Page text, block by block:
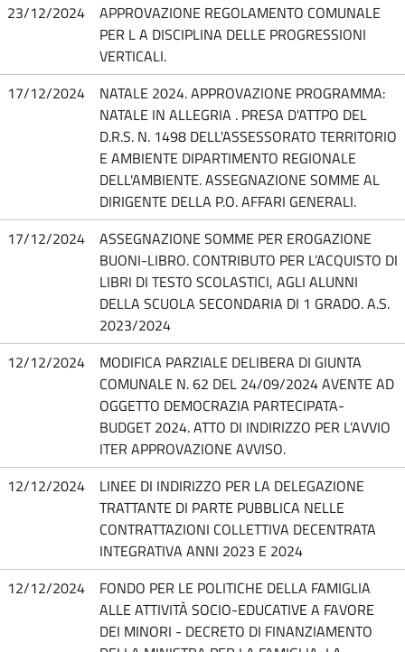
23/12/2024
APPROVAZIONE REGOLAMENTO COMUNALE
PER L A DISCIPLINA DELLE PROGRESSIONI
VERTICALI.
17/12/2024
NATALE 2024. APPROVAZIONE PROGRAMMA:
NATALE IN ALLEGRIA . PRESA D'ATTPO DEL
D.R.S. N. 1498 DELL'ASSESSORATO TERRITORIO
E AMBIENTE DIPARTIMENTO REGIONALE
DELL'AMBIENTE. ASSEGNAZIONE SOMME AL
DIRIGENTE DELLA P.O. AFFARI GENERALI.
17/12/2024
ASSEGNAZIONE SOMME PER EROGAZIONE
BUONI-LIBRO. CONTRIBUTO PER L’ACQUISTO DI
LIBRI DI TESTO SCOLASTICI, AGLI ALUNNI
DELLA SCUOLA SECONDARIA DI 1 GRADO. A.S.
2023/2024
12/12/2024
MODIFICA PARZIALE DELIBERA DI GIUNTA
COMUNALE N. 62 DEL 24/09/2024 AVENTE AD
OGGETTO DEMOCRAZIA PARTECIPATA-
BUDGET 2024. ATTO DI INDIRIZZO PER L’AVVIO
ITER APPROVAZIONE AVVISO.
12/12/2024
LINEE DI INDIRIZZO PER LA DELEGAZIONE
TRATTANTE DI PARTE PUBBLICA NELLE
CONTRATTAZIONI COLLETTIVA DECENTRATA
INTEGRATIVA ANNI 2023 E 2024
12/12/2024
FONDO PER LE POLITICHE DELLA FAMIGLIA
ALLE ATTIVITÀ SOCIO-EDUCATIVE A FAVORE
DEI MINORI - DECRETO DI FINANZIAMENTO